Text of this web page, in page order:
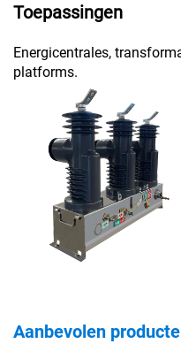
Toepassingen
Energicentrales,
platforms.
Aanbevolen